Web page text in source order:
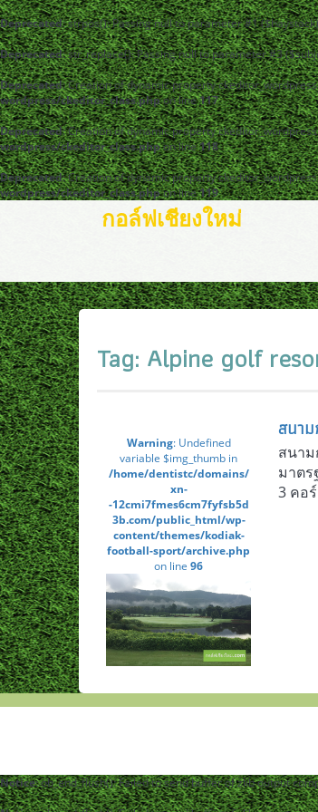
Deprecated: strpos(): Passing null to parameter #1
Deprecated: str_replace(): Passing null to parameter #3
Deprecated: Creation of dynamic property
wordpress/ckeditor_class.phpon line117
Deprecated: Creation of dynamic property
wordpress/ckeditor_class.phpon line118
Deprecated: Creation of dynamic property
wordpress/ckeditor_class.phpon line119
กอล์ฟเชียงใหม่
Tag: Alpine golf
Warning: Undefined
variable $img_thumb in
/home/dentistc/domains/
xn-
-12cmi7fmes6cm7fyfsb5d
3b.com/public_html/wp-
content/themes/kodiak-
football-sport/archive.php
on line 96
สนา
สนา
มาต
3 คอ
Notice: ob_end_flush(): Failed to send buffer of zlib output